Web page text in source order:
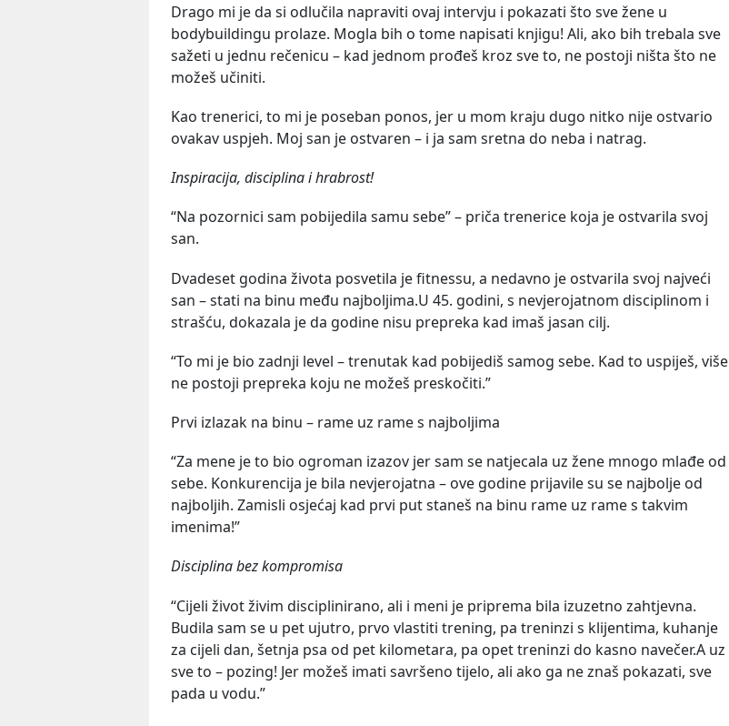
Drago mi je da si odlučila napraviti ovaj intervju i pokazati što sve žene u
bodybuildingu prolaze. Mogla bih o tome napisati knjigu! Ali, ako bih trebala sve
sažeti u jednu rečenicu – kad jednom prođeš kroz sve to, ne postoji ništa što ne
možeš učiniti.
Kao trenerici, to mi je poseban ponos, jer u mom kraju dugo nitko nije ostvario
ovakav uspjeh. Moj san je ostvaren – i ja sam sretna do neba i natrag.
Inspiracija, disciplina i hrabrost!
“Na pozornici sam pobijedila samu sebe” – priča trenerice koja je ostvarila svoj
san.
Dvadeset godina života posvetila je fitnessu, a nedavno je ostvarila svoj najveći
san – stati na binu među najboljima.U 45. godini, s nevjerojatnom disciplinom i
strašću, dokazala je da godine nisu prepreka kad imaš jasan cilj.
“To mi je bio zadnji level – trenutak kad pobijediš samog sebe. Kad to uspiješ, više
ne postoji prepreka koju ne možeš preskočiti.”
Prvi izlazak na binu – rame uz rame s najboljima
“Za mene je to bio ogroman izazov jer sam se natjecala uz žene mnogo mlađe od
sebe. Konkurencija je bila nevjerojatna – ove godine prijavile su se najbolje od
najboljih. Zamisli osjećaj kad prvi put staneš na binu rame uz rame s takvim
imenima!”
Disciplina bez kompromisa
“Cijeli život živim disciplinirano, ali i meni je priprema bila izuzetno zahtjevna.
Budila sam se u pet ujutro, prvo vlastiti trening, pa treninzi s klijentima, kuhanje
za cijeli dan, šetnja psa od pet kilometara, pa opet treninzi do kasno navečer.A uz
sve to – pozing! Jer možeš imati savršeno tijelo, ali ako ga ne znaš pokazati, sve
pada u vodu.”